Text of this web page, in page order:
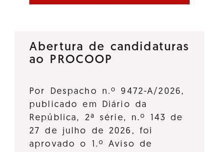
Abertura de candidaturas
ao PROCOOP
Por Despacho n.º 9472-A/2026,
publicado em Diário da
República, 2ª série, n.º 143 de
27 de julho de 2026, foi
aprovado o 1.º Aviso de